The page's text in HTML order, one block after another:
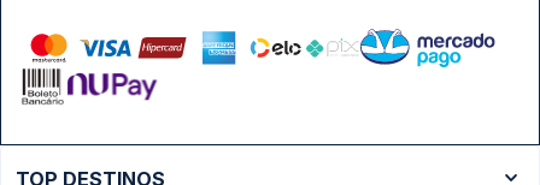
TOP DESTINOS